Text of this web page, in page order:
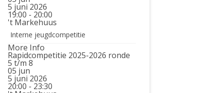
5 juni 2026
19:00 - 20:00
't Markehuus
Interne jeugdcompetitie
More Info
Rapidcompetitie 2025-2026 ronde
5 t/m 8
05 jun
5 juni 2026
20:00 - 23:30